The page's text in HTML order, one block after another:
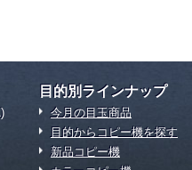
目的別ラインナップ
今月の目玉商品
目的からコピー機を探す
新品コピー機